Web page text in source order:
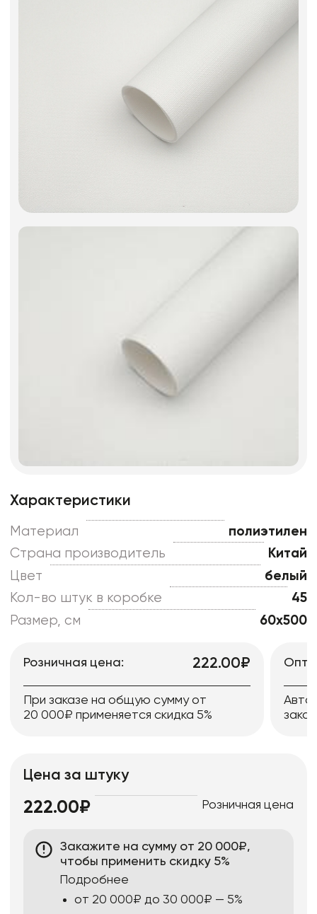
Характеристики
Материал
полиэтилен
Страна производитель
Китай
Цвет
белый
Кол-во штук в коробке
45
Размер, см
60x500
Розничная цена: 222.00₽
При заказе на общую сумму от
20 000₽ применяется скидка 5%
Цена за штуку
222.00₽ Розничная цена
Закажите на сумму от 20 000₽,
чтобы применить скидку 5%
Подробнее
от 20 000₽ до 30 000₽ — 5%